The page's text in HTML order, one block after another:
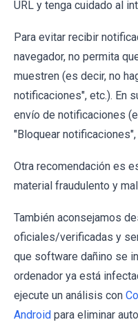
URL y tenga cuidado al
Para evitar recibir
navegador, no permita
muestren (es decir, no
notificaciones", etc.). En
envío de notificaciones
"Bloquear notificaciones",
Otra recomendación es
material fraudulento y
También aconsejamos
oficiales/verificadas y
que software dañino se
ordenador ya está
ejecute un análisis con
Android para eliminar